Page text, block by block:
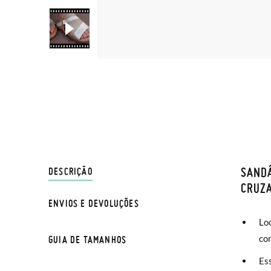
DESCRIÇÃO
ENVIOS E DEVOLUÇÕES
sua
Se
GUIA DE TAMANHOS